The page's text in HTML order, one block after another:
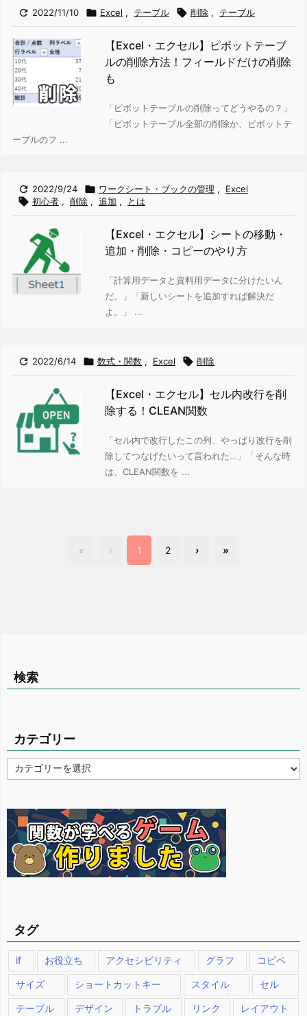
 2022/11/10  Excel , テーブル  削除 , テーブル
【Excel・エクセル】ピボットテーブ
ルの削除方法！フィールドだけの削除
も
「ピボットテーブルの削除ってどうやるの？」
「ピボットテーブル全部の削除か、ピボットテ
ーブルのフ ...
 2022/9/24  ワークシート・ブックの管理 , Excel
 初心者 , 削除 , 追加 , とは
【Excel・エクセル】シートの移動・
追加・削除・コピーのやり方
「計算用データと資料用データに分けたいん
だ。」
「新しいシートを追加すれば解決だ
よ。」 ...
 2022/6/14  数式・関数 , Excel  削除
【Excel・エクセル】セル内改行を削
除する！CLEAN関数
「セル内で改行したこの列、やっぱり改行を削
除してつなげたいって言われた…」「そんな時
は、CLEAN関数を ...
« ‹ 1 2 › »
検索
カテゴリー
テ
ー
タグ
if お役立ち アクセシビリティ グラフ コピペ
サイズ ショートカットキー スタイル セル
テーブル デザイン トラブル リンク レイアウト